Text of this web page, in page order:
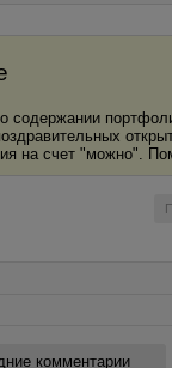
содержании
на счет "можно".
комментарии